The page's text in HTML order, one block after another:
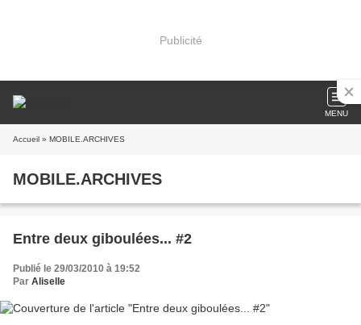
Publicité
MENU
Accueil » MOBILE.ARCHIVES
MOBILE.ARCHIVES
Entre deux giboulées... #2
Publié le 29/03/2010 à 19:52
Par Aliselle